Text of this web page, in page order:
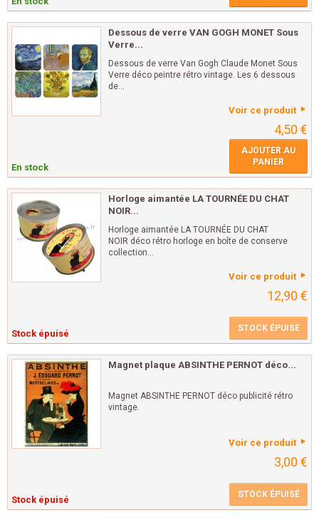
Dessous de verre VAN GOGH MONET Sous
Verre...
Dessous de verre Van Gogh Claude Monet Sous
Verre déco peintre rétro vintage. Les 6 dessous
de...
Voir ce produit
4,50 €
En stock
AJOUTER AU
PANIER
Horloge aimantée LA TOURNÉE DU CHAT
NOIR...
Horloge aimantée LA TOURNÉE DU CHAT
NOIR déco rétro horloge en boîte de conserve
collection...
Voir ce produit
12,90 €
Stock épuisé STOCK ÉPUISÉ
Magnet plaque ABSINTHE PERNOT déco...
Magnet ABSINTHE PERNOT déco publicité rétro
vintage.
Voir ce produit
3,00 €
Stock épuisé STOCK ÉPUISÉ